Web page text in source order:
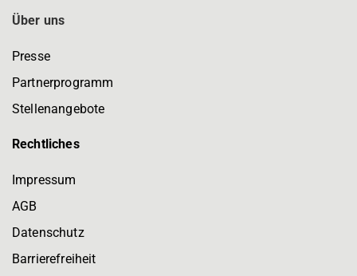
Über uns
Presse
Partnerprogramm
Stellenangebote
Rechtliches
Impressum
AGB
Datenschutz
Barrierefreiheit